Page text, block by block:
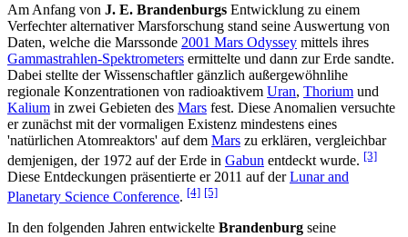
Am Anfang von J. E. Brandenburgs Entwicklung zu einem
Verfechter alternativer Marsforschung stand seine Auswertung von
Daten, welche die Marssonde 2001 Mars Odyssey mittels ihres
Gammastrahlen-Spektrometers ermittelte und dann zur Erde sandte.
Dabei stellte der Wissenschaftler gänzlich außergewöhnlihe
regionale Konzentrationen von radioaktivem Uran, Thorium und
Kalium in zwei Gebieten des Mars fest. Diese Anomalien versuchte
er zunächst mit der vormaligen Existenz mindestens eines
'natürlichen Atomreaktors' auf dem Mars zu erklären, vergleichbar
demjenigen, der 1972 auf der Erde in Gabun entdeckt wurde. [3]
Diese Entdeckungen präsentierte er 2011 auf derLunar and
Planetary Science Conference. [4] [5]
In den folgenden Jahren entwickelte Brandenburg seine